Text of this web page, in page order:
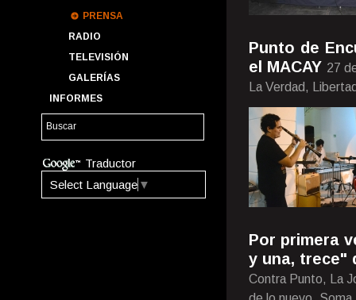
PRENSA
RADIO
TELEVISIÓN
GALERÍAS
INFORMES
Traductor
Select Language ▼
Punto de
el MACAY 27
La Verdad,
Por primera
y una, trece"
Contra Punto, La